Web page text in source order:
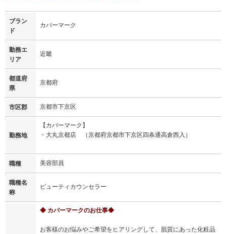
ブラン
ド
カバーマーク
勤務エ
リア
近畿
都道府
県
京都府
市区郡 京都市下京区
勤務地
【カバーマーク】
・大丸京都店 （京都府京都市下京区四条通高倉西入）
職種 美容部員
職種名
称
ビューティカウンセラー
◆ カバーマークのお仕事◆
お客様のお悩みやご希望をヒアリングして、肌質にあった化粧品